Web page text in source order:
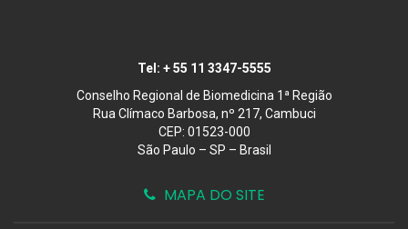
Tel: + 55 11 3347-5555
Conselho Regional de Biomedicina 1ª Região
Rua Clímaco Barbosa, nº 217, Cambuci
CEP: 01523-000
São Paulo – SP – Brasil
MAPA DO SITE